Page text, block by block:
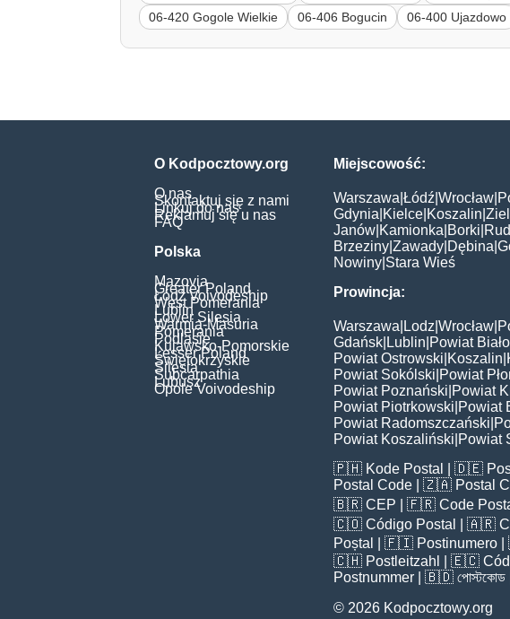
06-420 Gogole Wielkie
06-406 Bogucin 06-400 Ujazdowo
O Kodpocztowy.org
O nas
Skontaktuj się z nami
Linkuj do nas
Reklamuj się u nas
FAQ
Polska
Mazovia
Greater Poland
Łódź Voivodeship
West Pomerania
Lublin
Lower Silesia
Warmia-Masuria
Pomerania
Podlasie
Kujawsko-Pomorskie
Lesser Poland
Świętokrzyskie
Silesia
Subcarpathia
Lubusz
Opole Voivodeship
Miejscowość:
Warszawa Łódź Wrocław
Gdynia Kielce Koszalin
Janów Kamionka Borki
Brzeziny Zawady Dębina
Nowiny Stara Wieś
Prowincja:
Warszawa Lodz Wrocław
Gdańsk Lublin Powiat
Powiat Ostrowski Koszalin
Powiat Sokólski Powiat
Powiat Poznański Powiat
Powiat Piotrkowski Powiat
Powiat Radomszczański
Powiat Koszaliński Powiat
🇵🇭 Kode Postal | 🇩🇪
Postal Code | 🇿🇦 Postal
🇧🇷 CEP | 🇫🇷 Code
🇨🇴 Código Postal | 🇦🇷
Poștal
| 🇫🇮 Postinumero
🇨🇭 Postleitzahl | 🇪🇨
Postnummer | 🇧🇩 পোস্টকোড
© 2026 Kodpocztowy.org